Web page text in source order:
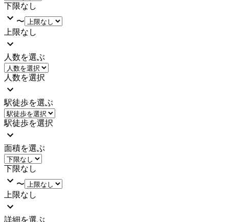
下限なし
〜
上限なし
人数を選ぶ
人数を選択
駅徒歩を選ぶ
駅徒歩を選択
面積を選ぶ
下限なし
〜
上限なし
詳細を選ぶ